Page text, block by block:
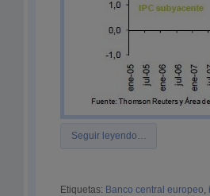
Seguir leyendo…
Etiquetas: Banco central europeo,